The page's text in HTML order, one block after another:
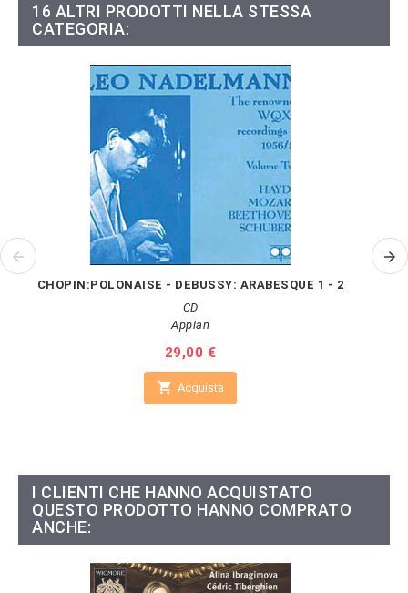
16 ALTRI PRODOTTI NELLA STESSA
CATEGORIA:
CHOPIN:POLONAISE - DEBUSSY: ARABESQUE 1 - 2
CD
Appian
Prezzo
29,00 €
 Acquista
I CLIENTI CHE HANNO ACQUISTATO
QUESTO PRODOTTO HANNO COMPRATO
ANCHE: